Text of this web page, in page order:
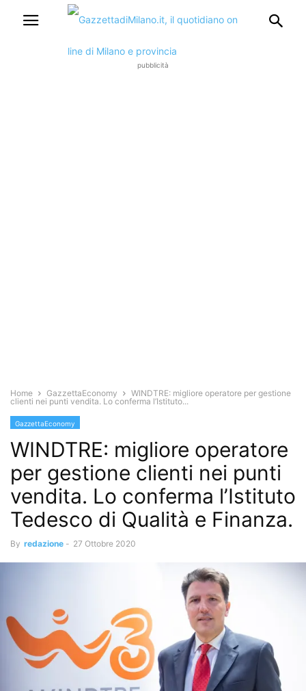
pubblicità
Home GazzettaEconomy
WINDTRE: migliore operatore per gestione
clienti nei punti vendita. Lo conferma l’Istituto...
GazzettaEconomy
WINDTRE: migliore operatore
per gestione clienti nei punti
vendita. Lo conferma l’Istituto
Tedesco di Qualità e Finanza.
By redazione - 27 Ottobre 2020